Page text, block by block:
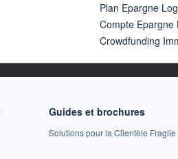
Plan Epargne
Compte Epargne
Crowdfunding
Guides et brochures
Solutions pour la Clientèle Fragile